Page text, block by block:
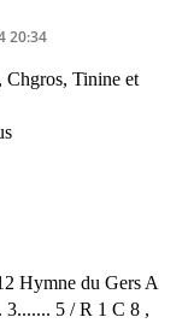
20:34
Tinine et
Hymne du Gers A
3....... 5 / R 1 C 8 ,